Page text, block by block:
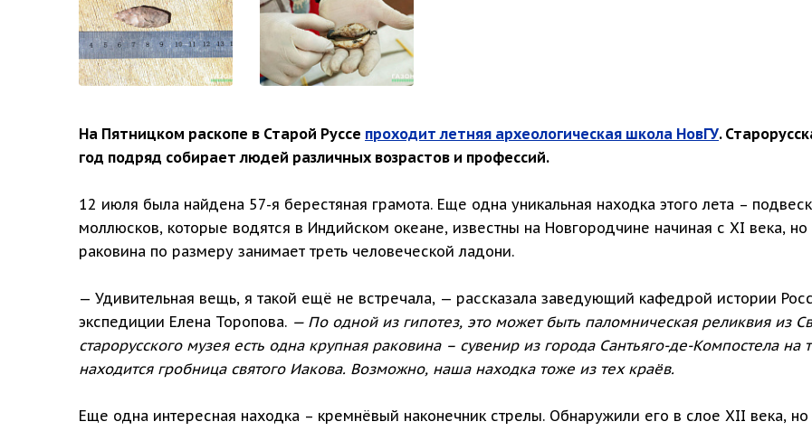
На Пятницком раскопе в Старой Руссе проходит летняя археологическая школа НовГУ.
год подряд собирает людей различных возрастов и профессий.
12 июля была найдена 57-я берестяная грамота. Еще одна уникальная находка этого лета –
моллюсков, которые водятся в Индийском океане, известны на Новгородчине начиная с XI века,
раковина по размеру занимает треть человеческой ладони.
— Удивительная вещь, я такой ещё не встречала, — рассказала заведующий кафедрой истории
экспедиции Елена Торопова. — По одной из гипотез, это может быть паломническая реликвия из
старорусского музея есть одна крупная раковина – сувенир из города Сантьяго-де-Компостела
находится гробница святого Иакова. Возможно, наша находка тоже из тех краёв.
Еще одна интересная находка – кремнёвый наконечник стрелы. Обнаружили его в слое XII века,